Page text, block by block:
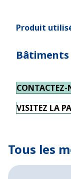
Produit
CONTACTEZ-
VISITEZ LA
Tous les